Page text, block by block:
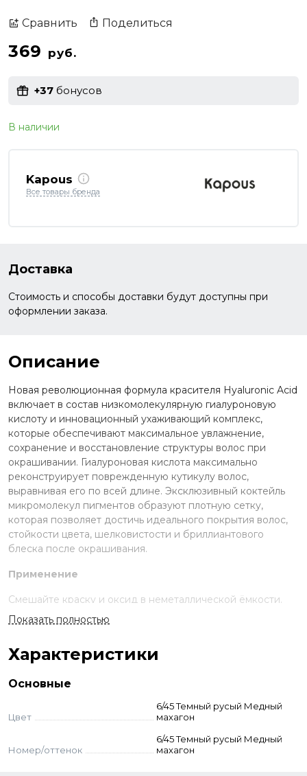
Сравнить Поделиться
369 руб.
+37 бонусов
В наличии
Kapous
Все товары бренда
Доставка
Стоимость и способы доставки будут доступны при
оформлении заказа.
Описание
Новая революционная формула красителя Hyaluronic Acid
включает в состав низкомолекулярную гиалуроновую
кислоту и инновационный ухаживающий комплекс,
которые обеспечивают максимальное увлажнение,
сохранение и восстановление структуры волос при
окрашивании. Гиалуроновая кислота максимально
реконструирует поврежденную кутикулу волос,
выравнивая его по всей длине. Эксклюзивный коктейль
микромолекул пигментов образуют плотную сетку,
которая позволяет достичь идеального покрытия волос,
стойкости цвета, шелковистости и бриллиантового
блеска после окрашивания.
Применение
Смешайте краску и оксид в неметаллической ёмкости.
Нанесите на волосы, выдержите указанное время.
Смойте с шампунем и кондиционером для окрашенных
Стандартное окрашивание:
Тонирование:
Суперосветление:
краситель + оксид 9–12% (пропорция
тонов — 9% оксид, до 3–4 тонов — 12% оксид.
Корректоры:
Показать полностью
Характеристики
Основные
Цвет
6/45 Темный русый Медный
махагон
Номер/оттенок
6/45 Темный русый Медный
махагон